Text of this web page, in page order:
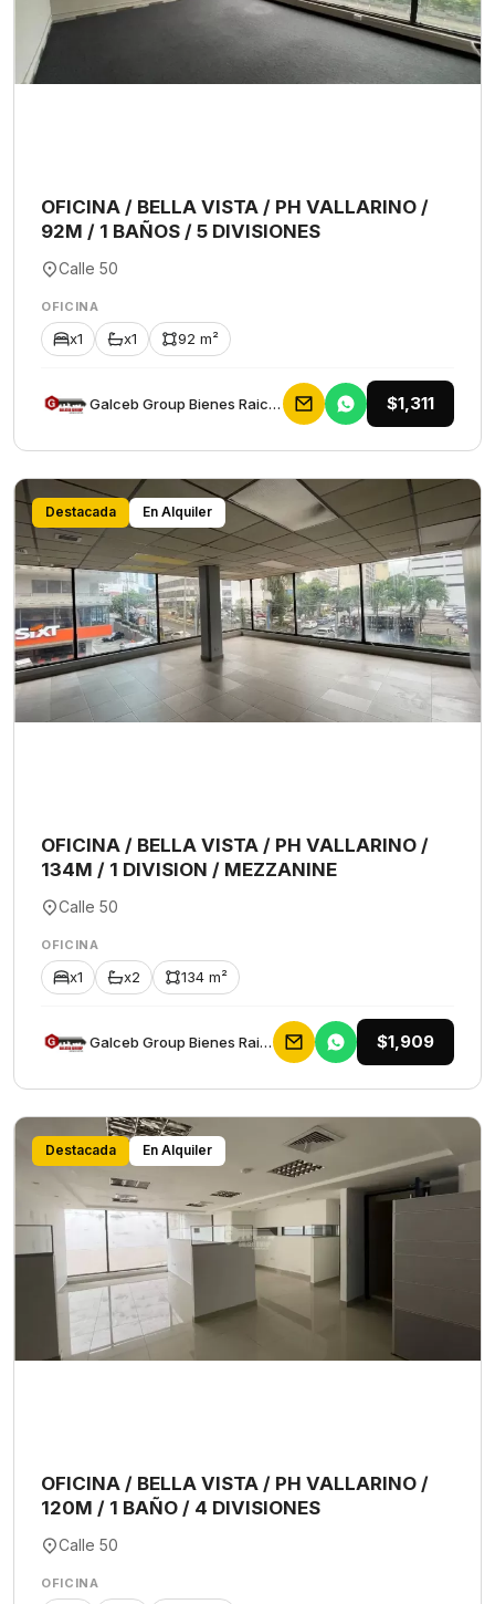
OFICINA / BELLA VISTA / PH VALLARINO /
92M / 1 BAÑOS / 5 DIVISIONES
Calle 50
OFICINA
x1 x1 92 m²
Galceb Group Bienes Raices $1,311
Destacada En Alquiler
OFICINA / BELLA VISTA / PH VALLARINO /
134M / 1 DIVISION / MEZZANINE
Calle 50
OFICINA
x1 x2 134 m²
Galceb Group Bienes Raices $1,909
Destacada En Alquiler
OFICINA / BELLA VISTA / PH VALLARINO /
120M / 1 BAÑO / 4 DIVISIONES
Calle 50
OFICINA